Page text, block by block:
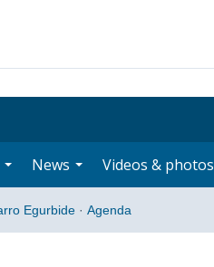
News Videos & photos
Egurbide · Agenda